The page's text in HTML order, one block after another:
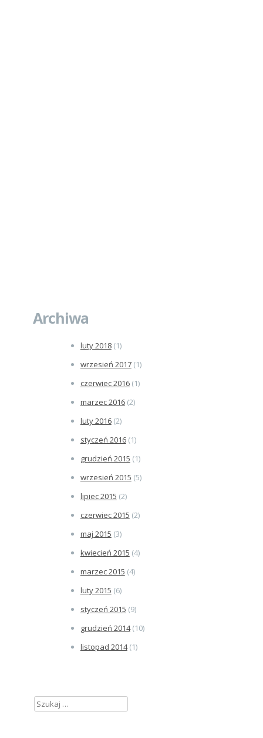
Archiwa
luty 2018(1)
wrzesień 2017(1)
czerwiec 2016(1)
marzec 2016(2)
luty 2016(2)
styczeń 2016(1)
grudzień 2015 (1)
wrzesień 2015 (5)
lipiec 2015 (2)
czerwiec 2015 (2)
maj 2015 (3)
kwiecień 2015 (4)
marzec 2015 (4)
luty 2015 (6)
styczeń 2015 (9)
grudzień 2014(10)
listopad 2014(1)
Szukaj: